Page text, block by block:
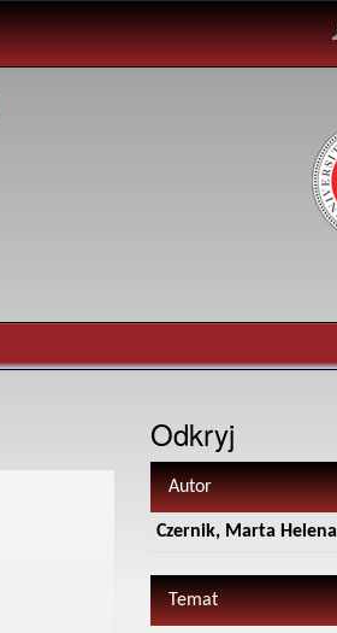
Odkryj
Autor
Czernik, Marta Helena
Temat